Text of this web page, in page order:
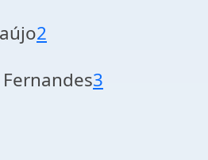
2
3